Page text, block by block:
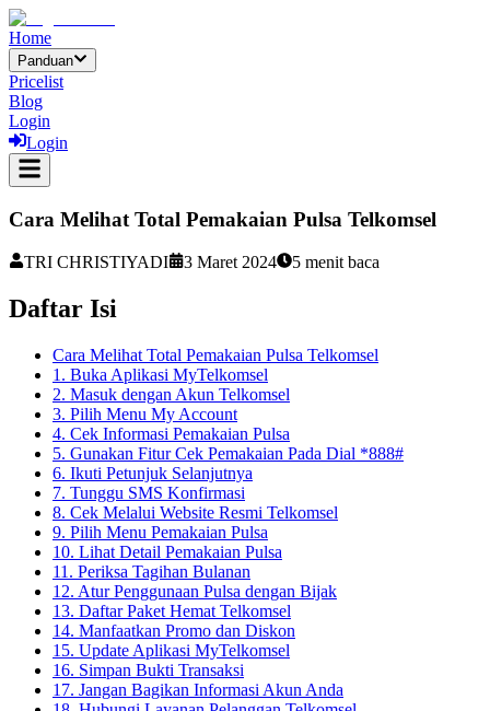
Home
Panduan
Pricelist
Blog
Login
Login
Cara Melihat Total Pemakaian Pulsa Telkomsel
TRI CHRISTIYADI 3 Maret 2024 5 menit baca
Daftar Isi
Cara Melihat Total Pemakaian Pulsa Telkomsel
1. Buka Aplikasi MyTelkomsel
2. Masuk dengan Akun Telkomsel
3. Pilih Menu My Account
4. Cek Informasi Pemakaian Pulsa
5. Gunakan Fitur Cek Pemakaian Pada Dial *888#
6. Ikuti Petunjuk Selanjutnya
7. Tunggu SMS Konfirmasi
8. Cek Melalui Website Resmi Telkomsel
9. Pilih Menu Pemakaian Pulsa
10. Lihat Detail Pemakaian Pulsa
11. Periksa Tagihan Bulanan
12. Atur Penggunaan Pulsa dengan Bijak
13. Daftar Paket Hemat Telkomsel
14. Manfaatkan Promo dan Diskon
15. Update Aplikasi MyTelkomsel
16. Simpan Bukti Transaksi
17. Jangan Bagikan Informasi Akun Anda